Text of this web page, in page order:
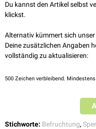
Natriumeinstrom, der etwa 3
verhindert bis zum Aufbau des
Langsamer Polyspermieblock
Da die Eizellmembran sich
ausschütten. Dadurch
Du kannst den Artikel selbst
klickst.
Alternativ kümmert sich
Deine zusätzlichen Angaben
vollständig zu aktualisieren:
500 Zeichen verbleibend.
Stichworte: Befruchtung,